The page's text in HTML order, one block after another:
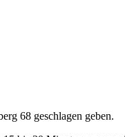
68 geschlagen geben.